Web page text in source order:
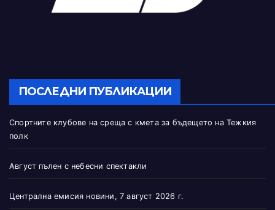
ПОСЛЕДНИ ПУБЛИКАЦИИ
Спортните клубове на среща с кмета за бъдещето на Тежкия
полк
Август пълен с небесни спектакли
Централна емисия новини, 7 август 2026 г.